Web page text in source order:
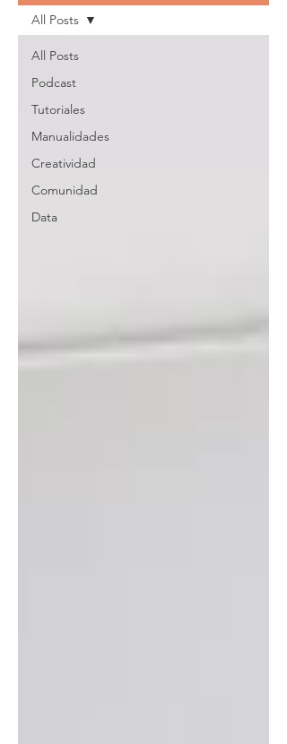
All Posts
Podcast
Tutoriales
Manualidades
Creatividad
Comunidad
Data
All Posts